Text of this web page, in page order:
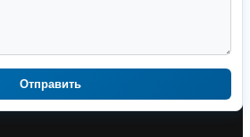
Отправить